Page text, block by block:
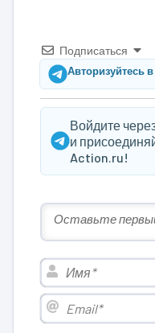
Подписаться
Авторизуйтесь
Войдите
и
Action.ru!